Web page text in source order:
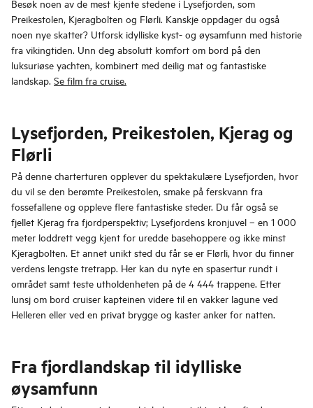
Besøk noen av de mest kjente stedene i Lysefjorden, som
Preikestolen, Kjeragbolten og Flørli. Kanskje oppdager du også
noen nye skatter? Utforsk idylliske kyst- og øysamfunn med historie
fra vikingtiden. Unn deg absolutt komfort om bord på den
luksuriøse yachten, kombinert med deilig mat og fantastiske
landskap. Se film fra cruise.
Lysefjorden, Preikestolen, Kjerag og
Flørli
På denne charterturen opplever du spektakulære Lysefjorden, hvor
du vil se den berømte Preikestolen, smake på ferskvann fra
fossefallene og oppleve flere fantastiske steder. Du får også se
fjellet Kjerag fra fjordperspektiv; Lysefjordens kronjuvel – en 1 000
meter loddrett vegg kjent for uredde basehoppere og ikke minst
Kjeragbolten. Et annet unikt sted du får se er Flørli, hvor du finner
verdens lengste tretrapp. Her kan du nyte en spasertur rundt i
området samt teste utholdenheten på de 4 444 trappene. Etter
lunsj om bord cruiser kapteinen videre til en vakker lagune ved
Helleren eller ved en privat brygge og kaster anker for natten.
Fra fjordlandskap til idylliske
øysamfunn